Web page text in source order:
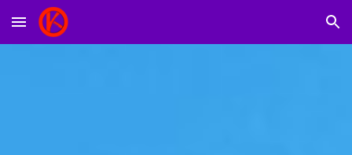
Skip to main content Skip to navigation